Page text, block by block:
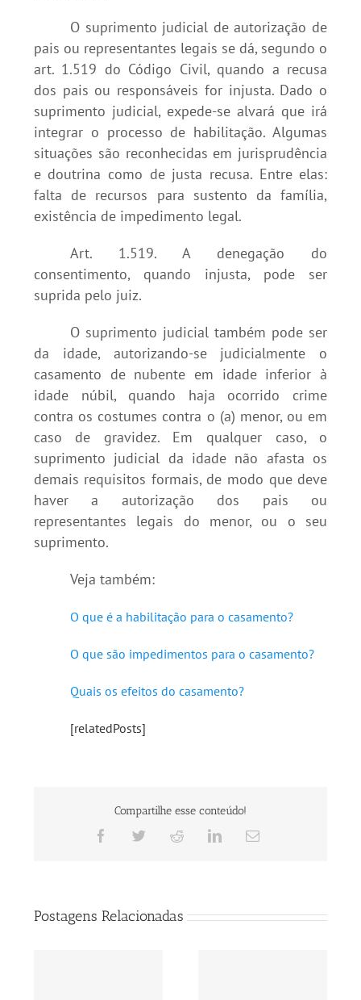
O suprimento judicial de autorização de
pais ou representantes legais se dá, segundo o
art. 1.519 do Código Civil, quando a recusa
dos pais ou responsáveis for injusta. Dado o
suprimento judicial, expede-se alvará que irá
integrar o processo de habilitação. Algumas
situações são reconhecidas em jurisprudência
e doutrina como de justa recusa. Entre elas:
falta de recursos para sustento da família,
existência de impedimento legal.
Art. 1.519. A denegação do
consentimento, quando injusta, pode ser
suprida pelo juiz.
O suprimento judicial também pode ser
da idade, autorizando-se judicialmente o
casamento de nubente em idade inferior à
idade núbil, quando haja ocorrido crime
contra os costumes contra o (a) menor, ou em
caso de gravidez. Em qualquer caso, o
suprimento judicial da idade não afasta os
demais requisitos formais, de modo que deve
haver a autorização dos pais ou
representantes legais do menor, ou o seu
suprimento.
Veja também:
O que é a habilitação para o casamento?
O que são impedimentos para o casamento?
Quais os efeitos do casamento?
[relatedPosts]
Compartilhe esse conteúdo!
FacebookTwitterRedditLinkedIn
E-
Postagens Relacionadas